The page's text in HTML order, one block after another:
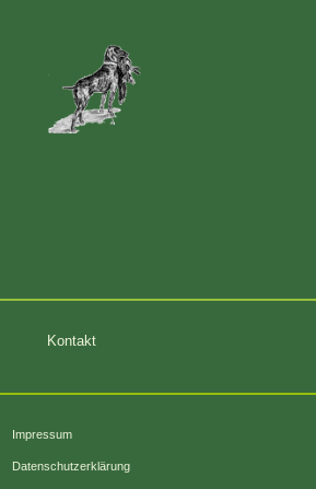
Kontakt
Impressum
Datenschutzerklärung